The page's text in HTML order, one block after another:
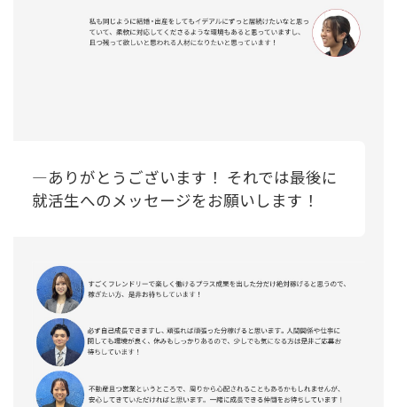
―ありがとうございます！ それでは最後に
就活生へのメッセージをお願いします！